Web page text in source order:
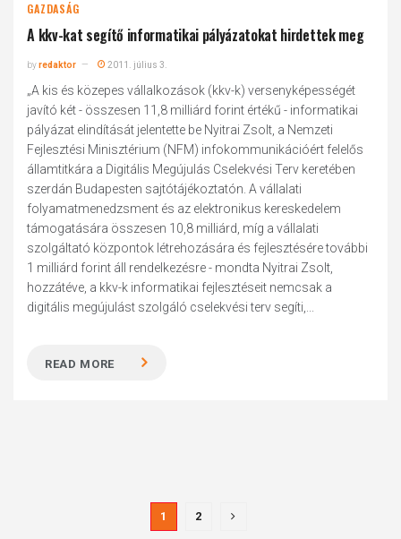
GAZDASÁG
A kkv-kat segítő informatikai pályázatokat hirdettek meg
byredaktor 2011. július 3.
„A kis és közepes vállalkozások (kkv-k) versenyképességét
javító két - összesen 11,8 milliárd forint értékű - informatikai
pályázat elindítását jelentette be Nyitrai Zsolt, a Nemzeti
Fejlesztési Minisztérium (NFM) infokommunikációért felelős
államtitkára a Digitális Megújulás Cselekvési Terv keretében
szerdán Budapesten sajtótájékoztatón. A vállalati
folyamatmenedzsment és az elektronikus kereskedelem
támogatására összesen 10,8 milliárd, míg a vállalati
szolgáltató központok létrehozására és fejlesztésére további
1 milliárd forint áll rendelkezésre - mondta Nyitrai Zsolt,
hozzátéve, a kkv-k informatikai fejlesztéseit nemcsak a
digitális megújulást szolgáló cselekvési terv segíti,...
READ MORE
1 2